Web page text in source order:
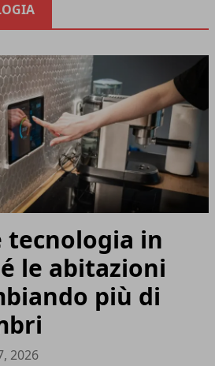
tecnologia in
le abitazioni
più di
2026